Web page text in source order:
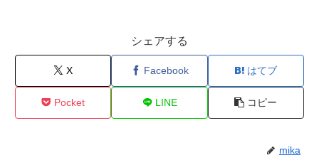
シェアする
X Facebook はてブ
Pocket LINE コピー
mika